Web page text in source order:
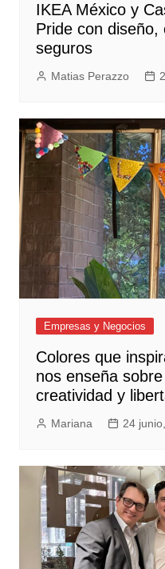
IKEA México y
Pride con diseño,
seguros
Matias Perazzo
Empresas y Negocios
Colores que
nos enseña
creatividad y
Mariana 24